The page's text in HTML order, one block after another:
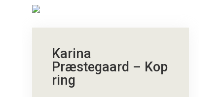
Karina
Præstegaard – Kop
ring